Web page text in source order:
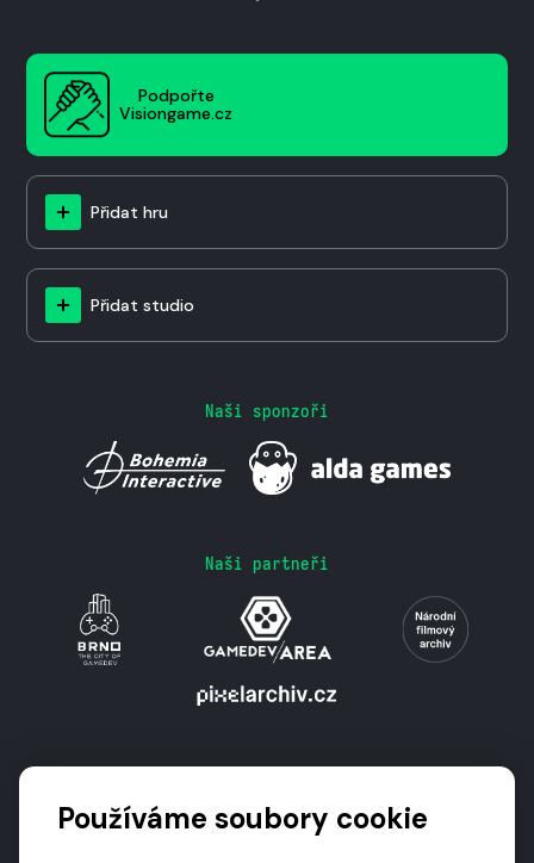
Podpořte
Visiongame.cz
Přidat hru
Přidat studio
Naši sponzoři
Naši partneři
Používáme soubory cookie